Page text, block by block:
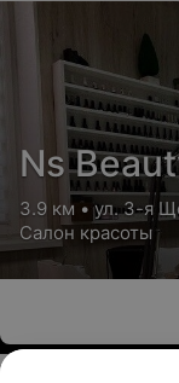
Ns
3.9 км
Салон красоты